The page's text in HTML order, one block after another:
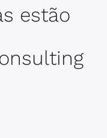
estão